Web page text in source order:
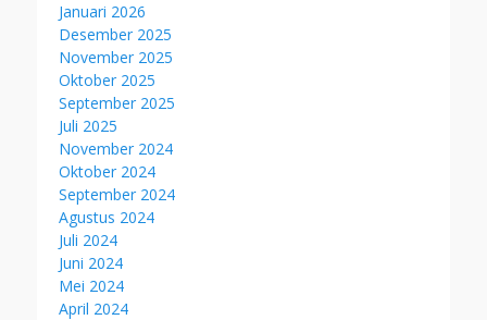
Januari 2026
Desember 2025
November 2025
Oktober 2025
September 2025
Juli 2025
November 2024
Oktober 2024
September 2024
Agustus 2024
Juli 2024
Juni 2024
Mei 2024
April 2024